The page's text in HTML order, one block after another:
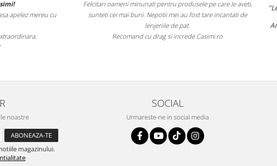
apelez mereu cu
Felcitari oameni minunati pentru produsele pe care le aveti,
sunteti cei mai buni. Nepotii mei au fost tare incantati de
lenjeriile de pat.
Recomand cu drag si increde Casimi.ro
noastre
magazinului.
SOCIAL
Urmareste-ne in social media